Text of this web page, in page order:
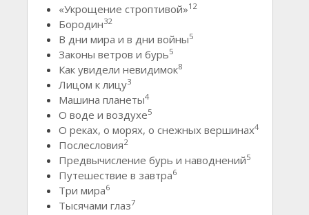
«Укрощение строптивой»12
Бородин32
В дни мира и в дни войны5
Законы ветров и бурь5
Как увидели невидимок8
Лицом к лицу3
Машина планеты4
О воде и воздухе5
О реках, о морях, о снежных вершинах4
Послесловия2
Предвычисление бурь и наводнений5
Путешествие в завтра6
Три мира6
Тысячами глаз7